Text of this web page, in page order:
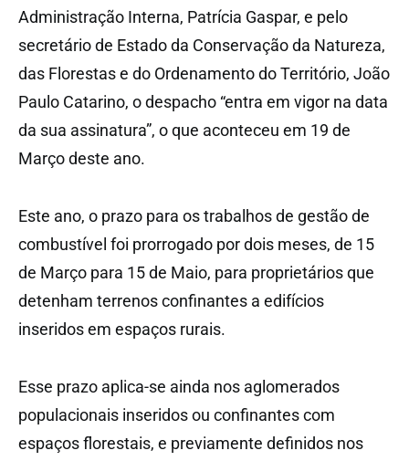
Administração Interna, Patrícia Gaspar, e pelo
secretário de Estado da Conservação da Natureza,
das Florestas e do Ordenamento do Território, João
Paulo Catarino, o despacho “entra em vigor na data
da sua assinatura”, o que aconteceu em 19 de
Março deste ano.
Este ano, o prazo para os trabalhos de gestão de
combustível foi prorrogado por dois meses, de 15
de Março para 15 de Maio, para proprietários que
detenham terrenos confinantes a edifícios
inseridos em espaços rurais.
Esse prazo aplica-se ainda nos aglomerados
populacionais inseridos ou confinantes com
espaços florestais, e previamente definidos nos